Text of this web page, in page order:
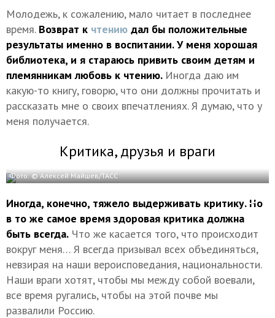
Молодежь, к сожалению, мало читает в последнее
время. Возврат к чтению дал бы положительные
результаты именно в воспитании. У меня хорошая
библиотека, и я стараюсь привить своим детям и
племянникам любовь к чтению. Иногда даю им
какую-то книгу, говорю, что они должны прочитать и
рассказать мне о своих впечатлениях. Я думаю, что у
меня получается.
Критика, друзья и враги
Фото: © Алексей Майшев/ТАСС
Иногда, конечно, тяжело выдерживать критику. Но
в то же самое время здоровая критика должна
быть всегда. Что же касается того, что происходит
вокруг меня… Я всегда призывал всех объединяться,
невзирая на наши вероисповедания, национальности.
Наши враги хотят, чтобы мы между собой воевали,
все время ругались, чтобы на этой почве мы
развалили Россию.